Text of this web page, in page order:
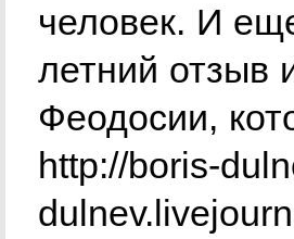
человек. И
летний отзыв
Феодосии,
http://boris-